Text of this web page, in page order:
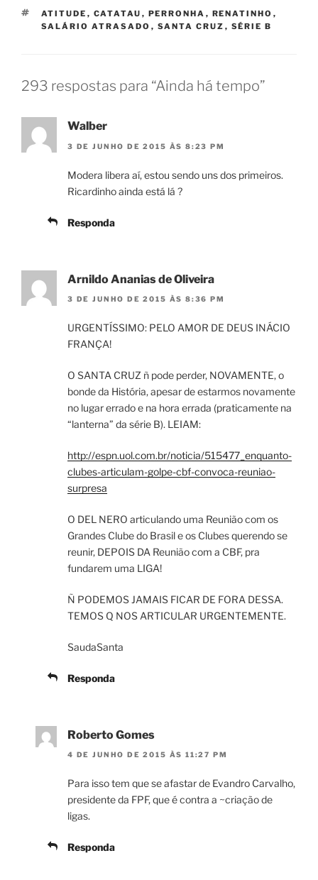
TAGS
ATITUDE , CATATAU , PERRONHA , RENATINHO ,
SALÁRIO ATRASADO , SANTA CRUZ , SÉRIE B
293 respostas para “Ainda há tempo”
Walber
3 DE JUNHO DE 2015 ÀS 8:23 PM
Modera libera aí, estou sendo uns dos primeiros.
Ricardinho ainda está lá ?
Responda
Arnildo Ananias de Oliveira
3 DE JUNHO DE 2015 ÀS 8:36 PM
URGENTÍSSIMO: PELO AMOR DE DEUS INÁCIO
FRANÇA!
O SANTA CRUZ ñ pode perder, NOVAMENTE, o
bonde da História, apesar de estarmos novamente
no lugar errado e na hora errada (praticamente na
“lanterna” da série B). LEIAM:
http://espn.uol.com.br/noticia/515477_enquanto-
clubes-articulam-golpe-cbf-convoca-reuniao-
surpresa
O DEL NERO articulando uma Reunião com os
Grandes Clube do Brasil e os Clubes querendo se
reunir, DEPOIS DA Reunião com a CBF, pra
fundarem uma LIGA!
Ñ PODEMOS JAMAIS FICAR DE FORA DESSA.
TEMOS Q NOS ARTICULAR URGENTEMENTE.
SaudaSanta
Responda
Roberto Gomes
4 DE JUNHO DE 2015 ÀS 11:27 PM
Para isso tem que se afastar de Evandro Carvalho,
presidente da FPF, que é contra a ~criação de
ligas.
Responda